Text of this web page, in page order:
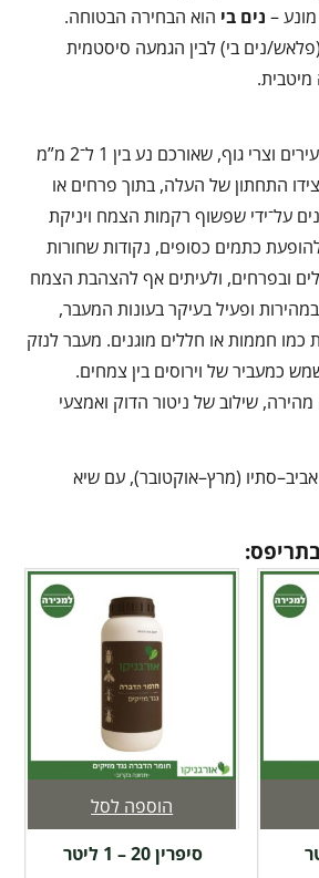
מונע – נים בי הוא הבחירה הבטוחה.
(פלאש/נים בי) לבין הגמעה סיסטמית
הם חרקים זעירים וצרי גוף, שאורכם נע בין 1 ל־2 מ”מ
התחתון של העלה, בתוך פרחים או
על־ידי שפשוף רקמות הצמח ויניקת
כתמים כסופים, נקודות שחורות
ובפרחים, ולעיתים אף להצהבת הצמח
ופעיל בעיקר בעונות המעבר,
כמו חממות או חללים מוגנים. מעבר לנזק
כמעביר של וירוסים בין צמחים.
שילוב של ניטור הדוק ואמצעי
(מרץ–אוקטובר), עם שיא
סיפרין 20 – 1 ליטר
הוספה לסל